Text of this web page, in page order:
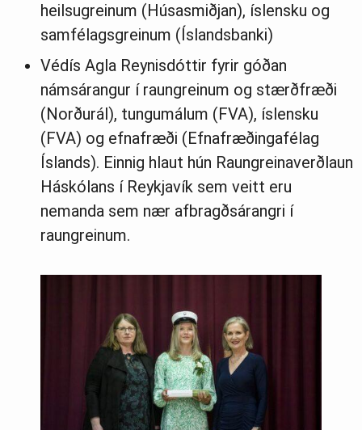
heilsugreinum (Húsasmiðjan), íslensku og
samfélagsgreinum (Íslandsbanki)
Védís Agla Reynisdóttir fyrir góðan
námsárangur í raungreinum og stærðfræði
(Norðurál), tungumálum (FVA), íslensku
(FVA) og efnafræði (Efnafræðingafélag
Íslands). Einnig hlaut hún Raungreinaverðlaun
Háskólans í Reykjavík sem veitt eru
nemanda sem nær afbragðsárangri í
raungreinum.